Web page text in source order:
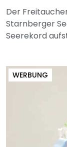
Der
Starnberger
Seerekord
WERBUNG